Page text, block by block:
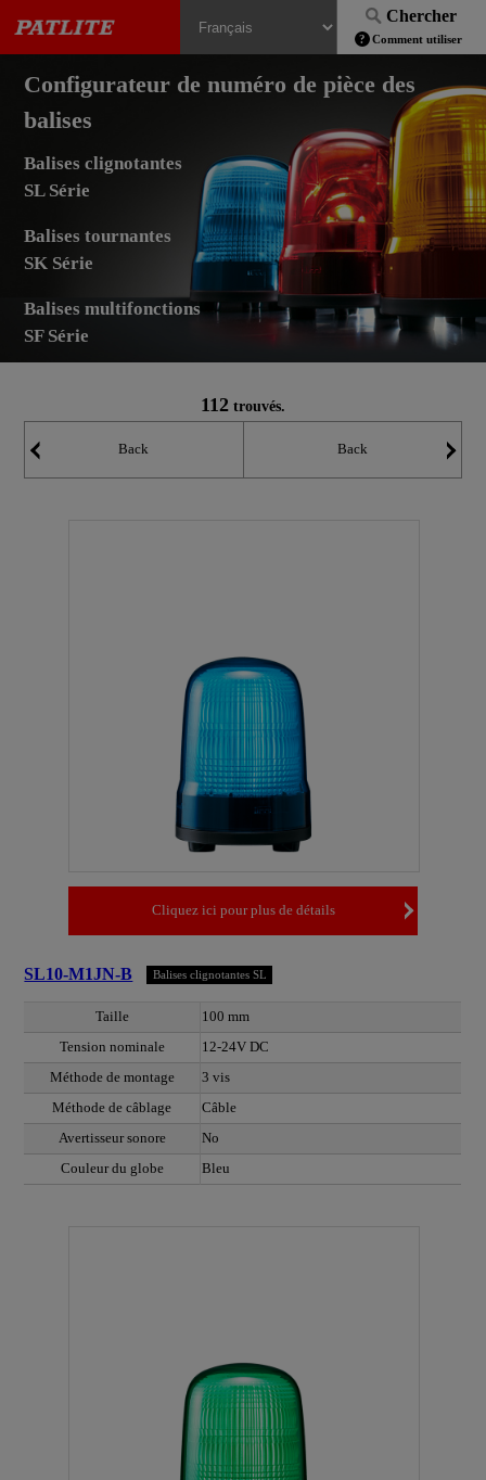
Chercher
Comment utiliser
Configurateur de numéro de pièce des
balises
Balises clignotantes
SL Série
Balises tournantes
SK Série
Balises multifonctions
SF Série
112 trouvés.
Back Back
Cliquez ici pour plus de détails
SL10-M1JN-B Balises clignotantes SL
Taille
100 mm
Tension nominale
12-24V DC
Méthode de montage
3 vis
Méthode de câblage
Câble
Avertisseur sonore
No
Couleur du globe
Bleu